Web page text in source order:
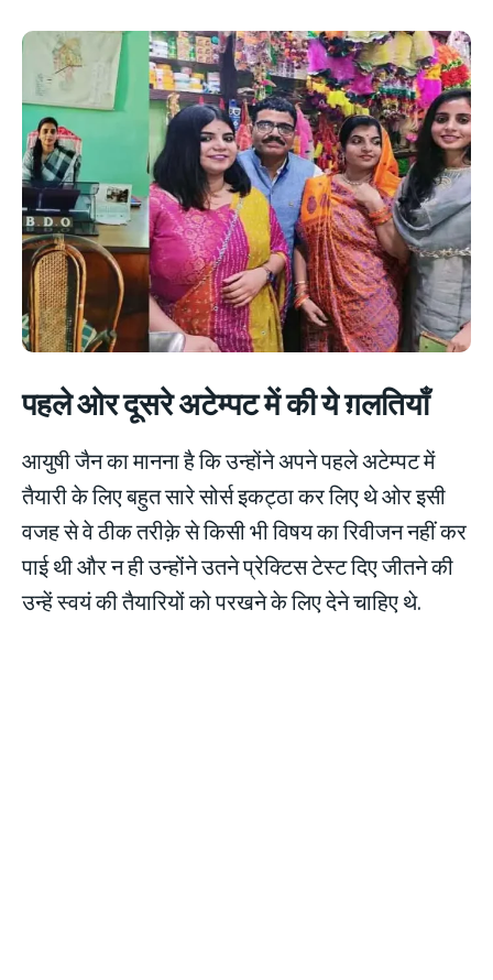
पहले ओर दूसरे अटेम्पट में की ये ग़लतियाँ
आयुषी जैन का मानना है कि उन्होंने अपने पहले अटेम्पट में
तैयारी के लिए बहुत सारे सोर्स इकट्ठा कर लिए थे ओर इसी
वजह से वे ठीक तरीक़े से किसी भी विषय का रिवीजन नहीं कर
पाई थी और न ही उन्होंने उतने प्रेक्टिस टेस्ट दिए जीतने की
उन्हें स्वयं की तैयारियों को परखने के लिए देने चाहिए थे.